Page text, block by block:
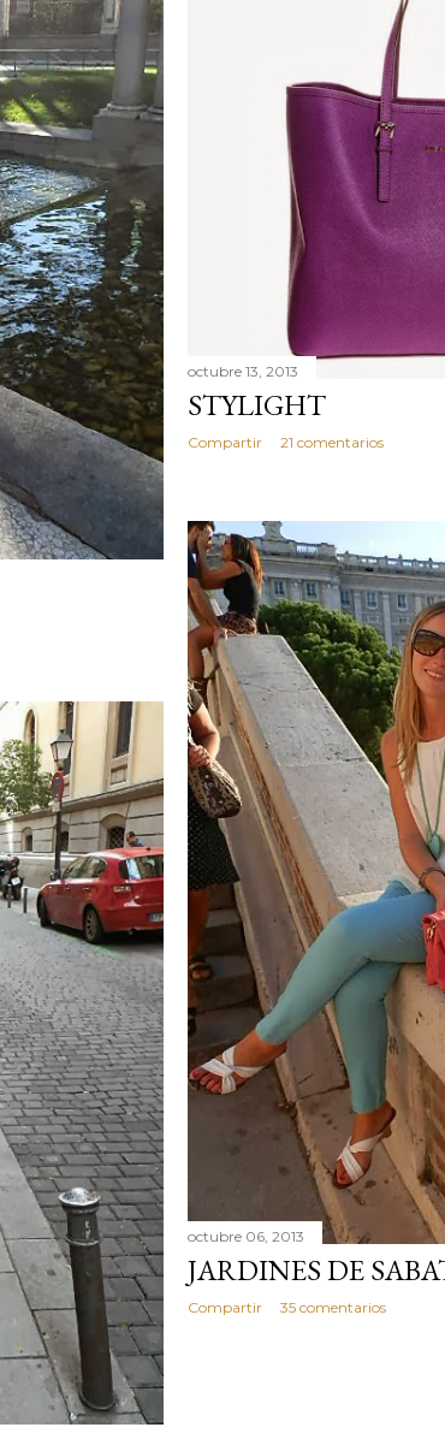
octubre 13, 2013
STYLIGHT
Compartir 21 comentarios
octubre 06, 2013
JARDINES DE
Compartir 35 comentarios